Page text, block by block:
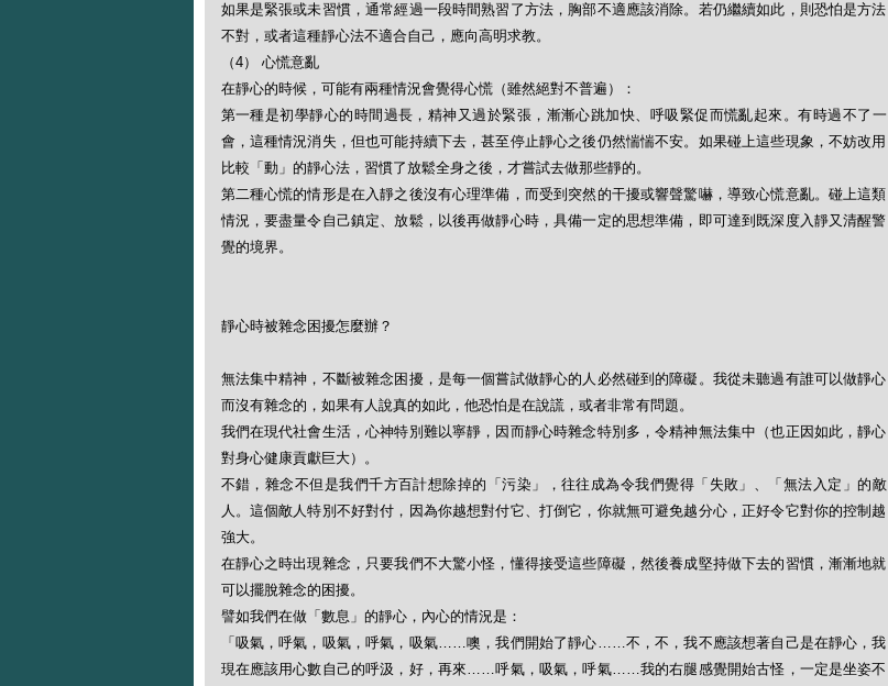
如果是緊張或未習慣，通常經過一段時間熟習了方法，胸部不適應該消除。若仍繼續如此，則恐怕是方法
不對，或者這種靜心法不適合自己，應向高明求教。
（4） 心慌意亂
在靜心的時候，可能有兩種情況會覺得心慌（雖然絕對不普遍）：
第一種是初學靜心的時間過長，精神又過於緊張，漸漸心跳加快、呼吸緊促而慌亂起來。有時過不了一
會，這種情況消失，但也可能持續下去，甚至停止靜心之後仍然惴惴不安。如果碰上這些現象，不妨改用
比較「動」的靜心法，習慣了放鬆全身之後，才嘗試去做那些靜的。
第二種心慌的情形是在入靜之後沒有心理準備，而受到突然的干擾或響聲驚嚇，導致心慌意亂。碰上這類
情況，要盡量令自己鎮定、放鬆，以後再做靜心時，具備一定的思想準備，即可達到既深度入靜又清醒警
覺的境界。
靜心時被雜念困擾怎麼辦？
無法集中精神，不斷被雜念困擾，是每一個嘗試做靜心的人必然碰到的障礙。我從未聽過有誰可以做靜心
而沒有雜念的，如果有人說真的如此，他恐怕是在說謊，或者非常有問題。
我們在現代社會生活，心神特別難以寧靜，因而靜心時雜念特別多，令精神無法集中（也正因如此，靜心
對身心健康貢獻巨大）。
不錯，雜念不但是我們千方百計想除掉的「污染」，往往成為令我們覺得「失敗」、「無法入定」的敵
人。這個敵人特別不好對付，因為你越想對付它、打倒它，你就無可避免越分心，正好令它對你的控制越
強大。
在靜心之時出現雜念，只要我們不大驚小怪，懂得接受這些障礙，然後養成堅持做下去的習慣，漸漸地就
可以擺脫雜念的困擾。
譬如我們在做「數息」的靜心，內心的情況是：
「吸氣，呼氣，吸氣，呼氣，吸氣……噢，我們開始了靜心……不，不，我不應該想著自己是在靜心，我
現在應該用心數自己的呼汲，好，再來……呼氣，吸氣，呼氣……我的右腿感覺開始古怪，一定是坐姿不